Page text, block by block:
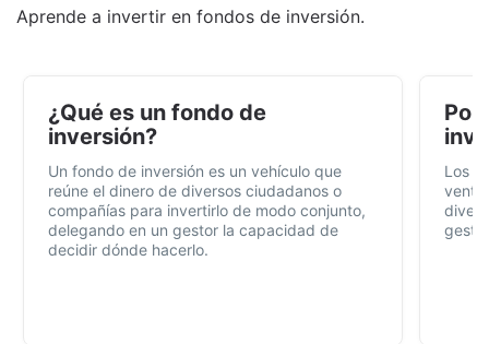
Aprende a invertir en fondos de inversión.
¿Qué es un fondo de
inversión?
Un fondo de inversión es un vehículo que
reúne el dinero de diversos ciudadanos o
compañías para invertirlo de modo conjunto,
delegando en un gestor la capacidad de
decidir dónde hacerlo.
Por
Los